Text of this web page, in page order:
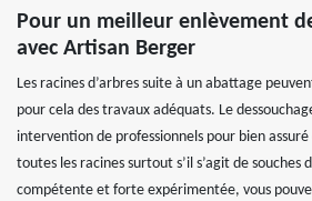
Pour un meilleur enlèvement
avec Artisan Berger
Les racines d’arbres suite à un abattage
pour cela des travaux adéquats. Le
intervention de professionnels pour bien
toutes les racines surtout s’il s’agit de souches
compétente et forte expérimentée, vous